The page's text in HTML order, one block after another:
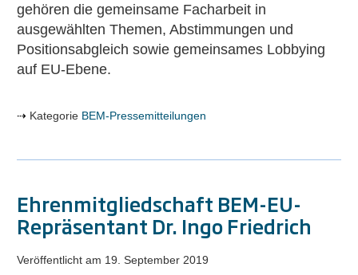
gehören die gemeinsame Facharbeit in
ausgewählten Themen, Abstimmungen und
Positionsabgleich sowie gemeinsames Lobbying
auf EU-Ebene.
Kategorie BEM-Pressemitteilungen
Ehrenmitgliedschaft BEM-EU-
Repräsentant Dr. Ingo Friedrich
Veröffentlicht am 19. September 2019